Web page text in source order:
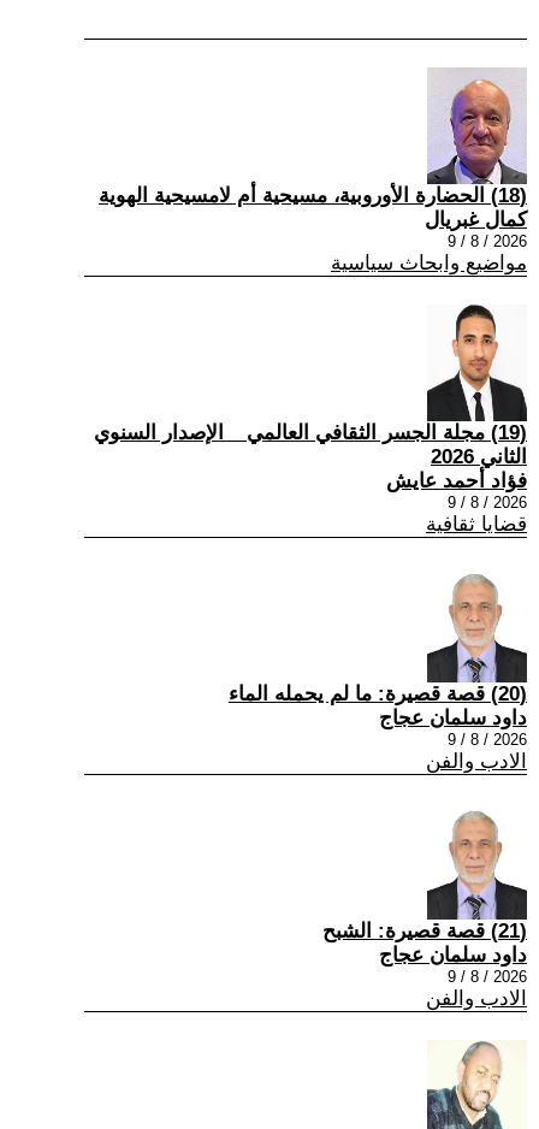
(18) الحضارة الأوروبية، مسيحية أم لامسيحية الهوية
كمال غبريال
2026 / 8 / 9
مواضيع وابحاث سياسية
(19) مجلة الجسر الثقافي العالمي _ الإصدار السنوي
الثاني 2026
فؤاد أحمد عايش
2026 / 8 / 9
قضايا ثقافية
(20) قصة قصيرة: ما لم يحمله الماء
داود سلمان عجاج
2026 / 8 / 9
الادب والفن
(21) قصة قصيرة: الشبح
داود سلمان عجاج
2026 / 8 / 9
الادب والفن